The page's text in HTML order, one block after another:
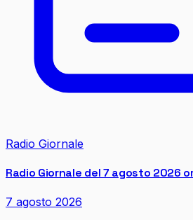
Radio Giornale
Radio Giornale del 7 agosto 2026
7 agosto 2026